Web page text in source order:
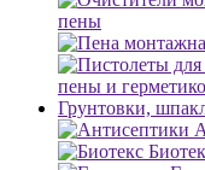
пены
пены и
Грунтовки,